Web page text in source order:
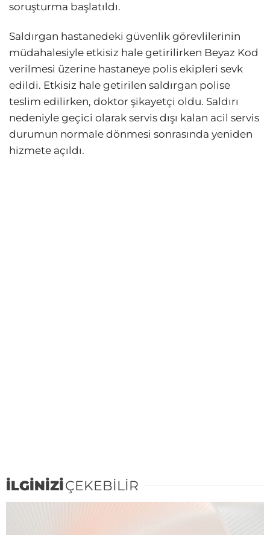
soruşturma başlatıldı.
Saldırgan hastanedeki güvenlik görevlilerinin
müdahalesiyle etkisiz hale getirilirken Beyaz Kod
verilmesi üzerine hastaneye polis ekipleri sevk
edildi. Etkisiz hale getirilen saldırgan polise
teslim edilirken, doktor şikayetçi oldu. Saldırı
nedeniyle geçici olarak servis dışı kalan acil servis
durumun normale dönmesi sonrasında yeniden
hizmete açıldı.
İLGİNİZİÇEKEBİLİR